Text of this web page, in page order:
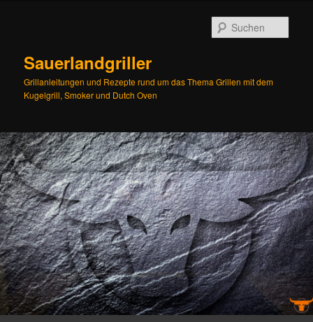
Sauerlandgriller
Grillanleitungen und Rezepte rund um das Thema Grillen mit dem
Kugelgrill, Smoker und Dutch Oven